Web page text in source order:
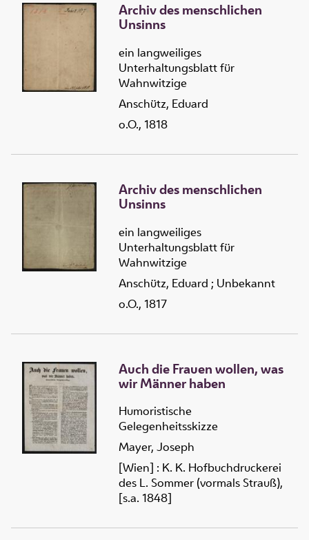
Archiv des menschlichen
Unsinns
ein langweiliges
Unterhaltungsblatt für
Wahnwitzige
Anschütz, Eduard
o.O., 1818
Archiv des menschlichen
Unsinns
ein langweiliges
Unterhaltungsblatt für
Wahnwitzige
Anschütz, Eduard ; Unbekannt
o.O., 1817
Auch die Frauen wollen, was
wir Männer haben
Humoristische
Gelegenheitsskizze
Mayer, Joseph
[Wien] : K. K. Hofbuchdruckerei
des L. Sommer (vormals Strauß),
[s.a. 1848]